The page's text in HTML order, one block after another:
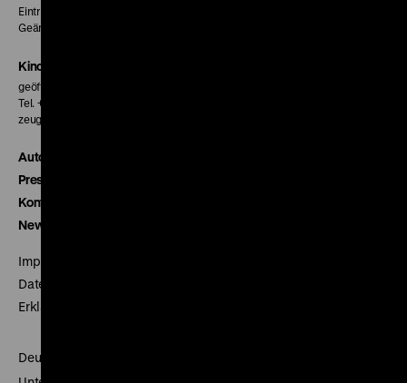
Eintritt 5 €
Geänderte Preise sind im Programm vermerkt.
Kinokasse
geöffnet 30 Minuten vor Beginn der ersten Vorstellung
Tel. + 49 30 20304-770
zeughauskino@dhm.de
Autor*innen
Presse
Kontakt
Newsletter
Impressum
Datenschutz
Erklärung digitale Barrierefreiheit
Deutsches Historisches Museum